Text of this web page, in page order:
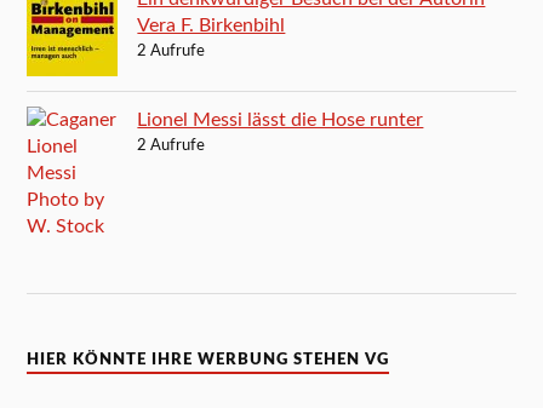
Vera F. Birkenbihl
2 Aufrufe
Lionel Messi lässt die Hose runter
2 Aufrufe
HIER KÖNNTE IHRE WERBUNG STEHEN VG